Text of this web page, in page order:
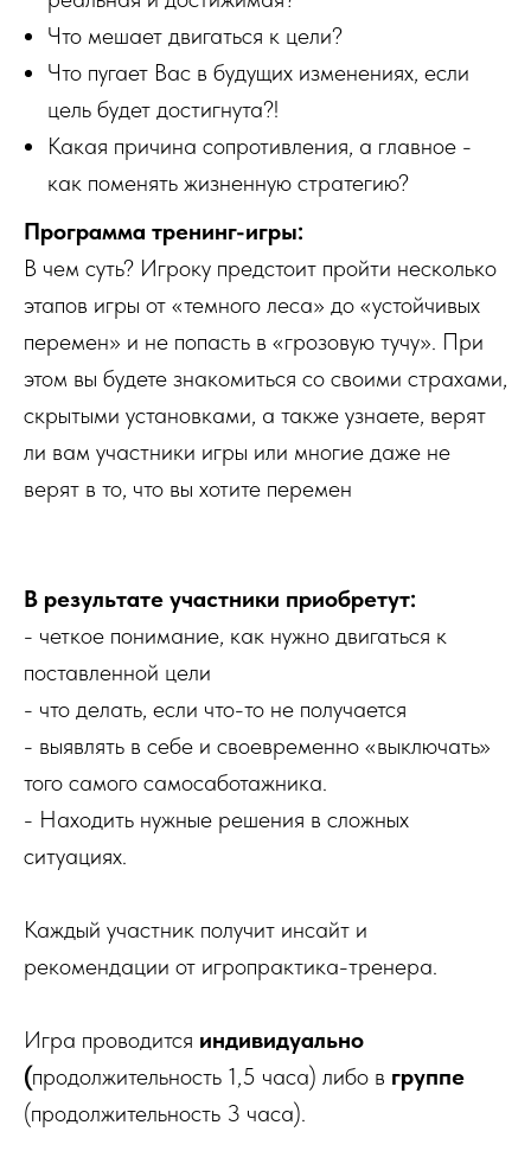
Что мешает двигаться к цели?
Что пугает Вас в будущих изменениях, если
цель будет достигнута?!
Какая причина сопротивления, а главное -
как поменять жизненную стратегию?
Программа тренинг-игры:
В чем суть? Игроку предстоит пройти несколько
этапов игры от «темного леса» до «устойчивых
перемен» и не попасть в «грозовую тучу». При
этом вы будете знакомиться со своими страхами,
скрытыми установками, а также узнаете, верят
ли вам участники игры или многие даже не
верят в то, что вы хотите перемен
В результате участники приобретут:
- четкое понимание, как нужно двигаться к
поставленной цели
- что делать, если что-то не получается
- выявлять в себе и своевременно «выключать»
того самого самосаботажника.
- Находить нужные решения в сложных
ситуациях.
Каждый участник получит инсайт и
рекомендации от игропрактика-тренера.
Игра проводится индивидуально
(продолжительность 1,5 часа) либо в группе
(продолжительность 3 часа).